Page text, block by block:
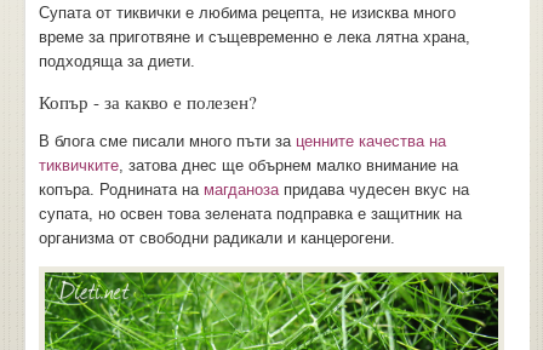
Супата от тиквички е любима рецепта, не изисква много
време за приготвяне и същевременно е лека лятна храна,
подходяща за диети.
Копър - за какво е полезен?
В блога сме писали много пъти за ценните качества на
тиквичките, затова днес ще обърнем малко внимание на
копъра. Роднината на магданозапридава чудесен вкус на
супата, но освен това зелената подправка е защитник на
организма от свободни радикали и канцерогени.